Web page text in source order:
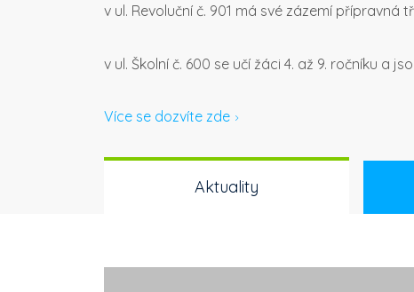
v ul. Revoluční č. 901 má své zázemí přípravná
v ul. Školní č. 600 se učí žáci 4. až 9. ročníku a
Více se dozvíte zde
Aktuality